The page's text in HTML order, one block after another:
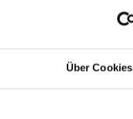
Über Cookies